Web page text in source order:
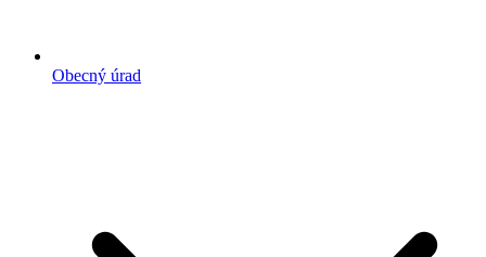
Obecný úrad